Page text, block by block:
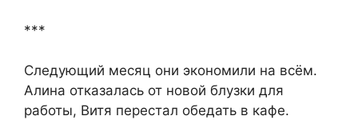
***
Следующий месяц они экономили на всём.
Алина отказалась от новой блузки для
работы, Витя перестал обедать в кафе.